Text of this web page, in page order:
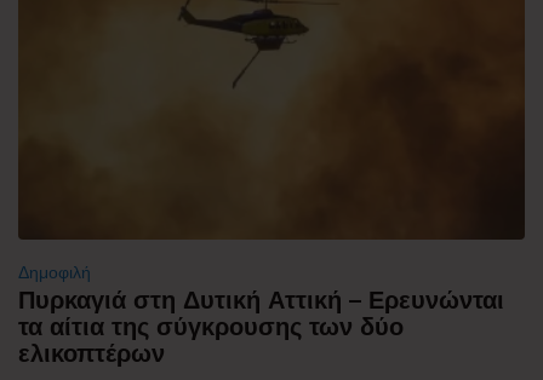
Δημοφιλή
Πυρκαγιά στη Δυτική Αττική – Ερευνώνται
τα αίτια της σύγκρουσης των δύο
ελικοπτέρων